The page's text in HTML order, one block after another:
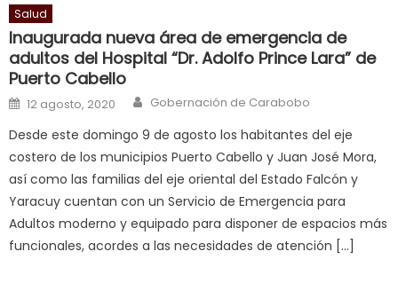
क
च
त
क
स
आपक
पस
द,
sexy
bbw
milf
Salud
Inaugurada nueva área de emergencia de
adultos del Hospital “Dr. Adolfo Prince Lara” de
Puerto Cabello
Posted on
12 agosto, 2020 Author
Gobernación de Carabobo
Desde este domingo 9 de agosto los habitantes del eje
costero de los municipios Puerto Cabello y Juan José Mora,
así como las familias del eje oriental del Estado Falcón y
Yaracuy cuentan con un Servicio de Emergencia para
Adultos moderno y equipado para disponer de espacios más
funcionales, acordes a las necesidades de atención […]